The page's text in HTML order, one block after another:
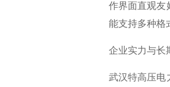
作界面直观友
能支持多种格
企业实力与长
武汉特高压电